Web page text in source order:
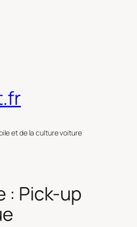
et de la culture voiture
: Pick-up